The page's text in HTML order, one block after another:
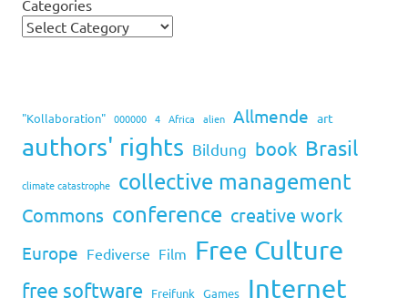
Categories
"Kollaboration" 000000 4 Africa alien Allmende art
authors' rights Bildung book Brasil
climate catastrophe collective management
Commons conference creative work
Europe Fediverse Film Free Culture
free software Freifunk Games Internet